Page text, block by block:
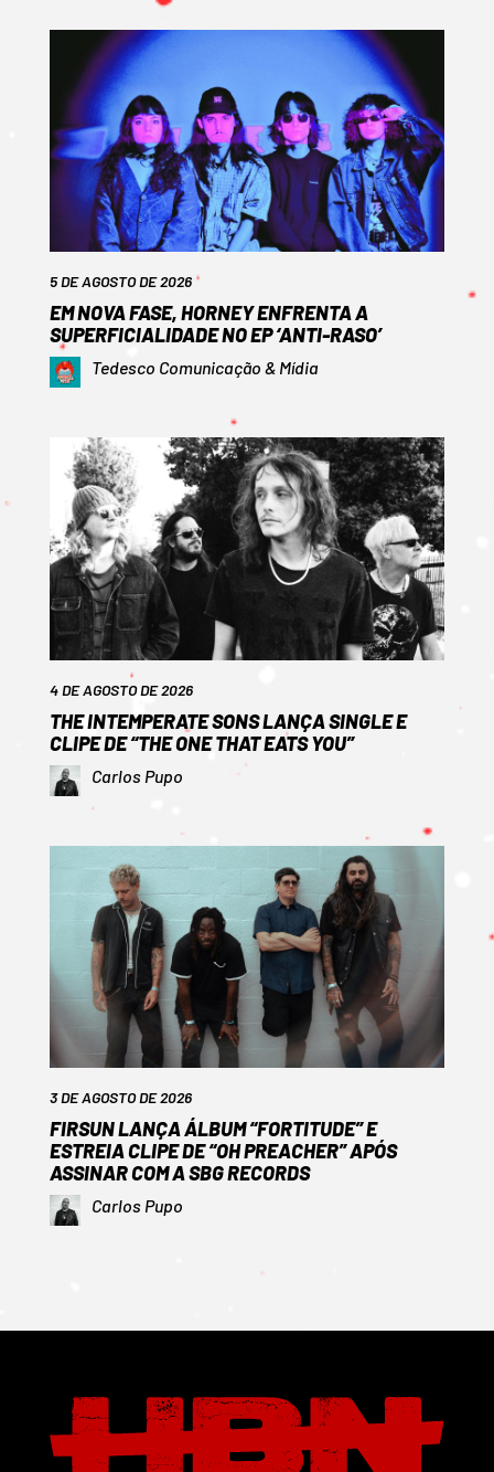
5 DE AGOSTO DE 2026
EM NOVA FASE, HORNEY ENFRENTA A
SUPERFICIALIDADE NO EP ‘ANTI-RASO’
Tedesco Comunicação & Mídia
4 DE AGOSTO DE 2026
THE INTEMPERATE SONS LANÇA SINGLE E
CLIPE DE “THE ONE THAT EATS YOU”
Carlos Pupo
3 DE AGOSTO DE 2026
FIRSUN LANÇA ÁLBUM “FORTITUDE” E
ESTREIA CLIPE DE “OH PREACHER” APÓS
ASSINAR COM A SBG RECORDS
Carlos Pupo